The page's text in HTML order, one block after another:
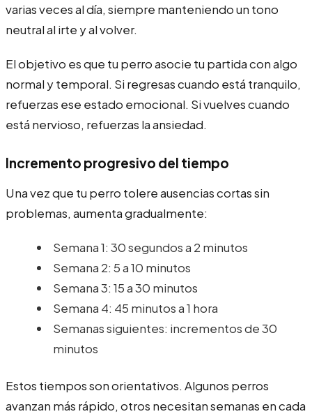
varias veces al día, siempre manteniendo un tono
neutral al irte y al volver.
El objetivo es que tu perro asocie tu partida con algo
normal y temporal. Si regresas cuando está tranquilo,
refuerzas ese estado emocional. Si vuelves cuando
está nervioso, refuerzas la ansiedad.
Incremento progresivo del tiempo
Una vez que tu perro tolere ausencias cortas sin
problemas, aumenta gradualmente:
Semana 1: 30 segundos a 2 minutos
Semana 2: 5 a 10 minutos
Semana 3: 15 a 30 minutos
Semana 4: 45 minutos a 1 hora
Semanas siguientes: incrementos de 30
minutos
Estos tiempos son orientativos. Algunos perros
avanzan más rápido, otros necesitan semanas en cada